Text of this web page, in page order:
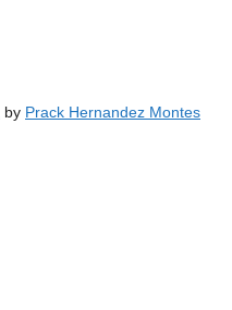
by Prack Hernandez Montes